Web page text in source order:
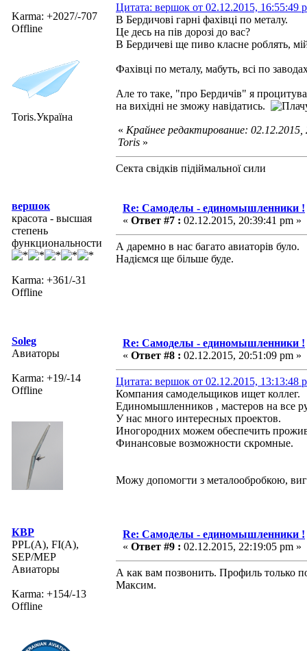
Karma: +2027/-707
Offline
Toris.Україна
Цитата: вершок от 02.12.2015, 16:55:49
В Бердичові гарні фахівці по металу.
Це десь на пів дорозі до вас?
В Бердичеві ще пиво класне роблять,
Фахівці по металу, мабуть, всі по
Але то таке, "про Бердичів" я
на вихідні не зможу навідатись.
« Крайнее редактирование:
Toris »
Секта свідків підіймальної сили
вершок
красота - высшая
степень
функциональности
Karma: +361/-31
Offline
Re: Самоделы - единомышленники !
« Ответ #7 : 02.12.2015, 20:39:41 pm »
А даремно в нас багато авиаторів було.
Надіємся ще більше буде.
Soleg
Авиаторы
Karma: +19/-14
Offline
Re: Самоделы - единомышленники !
« Ответ #8 : 02.12.2015, 20:51:09 pm »
Цитата: вершок от 02.12.2015, 13:13:48
Компания самодельщиков ищет коллег.
Единомышленников , мастеров на все
У нас много интересных проектов.
Иногородних можем обеспечить
Финансовые возможности скромные.
Можу допомогти з металообробкою,
КВР
PPL(A), FI(A),
SEP/MEP
Авиаторы
Karma: +154/-13
Offline
Re: Самоделы - единомышленники !
« Ответ #9 : 02.12.2015, 22:19:05 pm »
А как вам позвонить. Профиль только
Максим.